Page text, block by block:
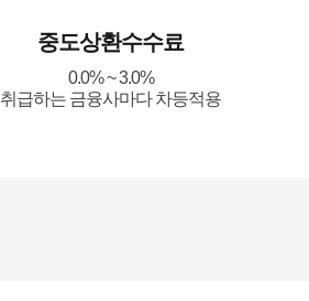
중도상환수수료
0.0% ~ 3.0%
취급하는 금융사마다 차등적용